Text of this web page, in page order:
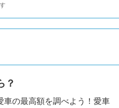
？
車の最高額を調べよう！愛車